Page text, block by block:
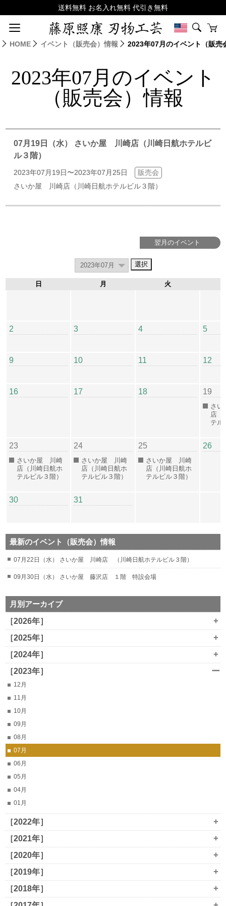
HOME イベント（販売会）情報 2023年07月のイベント（販売
2023年07月のイベント
（販売会）情報
07月19日（水） さいか屋 川崎店（川崎日航ホテルビ
ル３階）
2023年07月19日〜2023年07月25日
販売会
さいか屋 川崎店（川崎日航ホテルビル３階）
翌月のイベント
日 月 火
2 3 4 5
9 10 11 12
16 17 18 19
さ
店（
テル
23
さいか屋 川崎
店（川崎日航ホ
テルビル３階）
24
さいか屋 川崎
店（川崎日航ホ
テルビル３階）
25
さいか屋 川崎
店（川崎日航ホ
テルビル３階）
26
30 31
最新のイベント（販売会）情報
07月22日（水） さいか屋 川崎店 （川崎日航ホテルビル３階）
09月30日（水） さいか屋 藤沢店 １階 特設会場
月別アーカイブ
［2026年］
+
［2025年］ +
［2024年］ +
［2023年］ ー
12月
11月
10月
09月
08月
07月
06月
05月
04月
01月
［2022年］ +
［2021年］ +
［2020年］ +
［2019年］ +
［2018年］ +